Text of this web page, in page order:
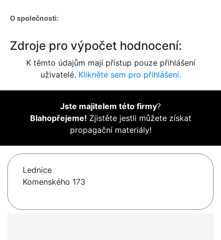
O společnosti:
Zdroje pro výpočet hodnocení:
K těmto údajům mají přístup pouze přihlášení
uživatelé. Klikněte sem pro přihlášení.
Jste majitelem této firmy?
Blahopřejeme! Zjistěte jestli můžete získat
propagační materiály!
Lednice
Komenského 173